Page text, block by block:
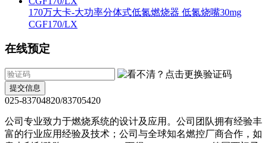
170万大卡-大功率分体式低氮燃烧器 低氮烧嘴30mg
CGF170/LX
在线预定
提交信息
025-83704820/83705420
公司专业致力于燃烧系统的设计及应用。公司团队拥有经验丰
富的行业应用经验及技术；公司与全球知名燃控厂商合作，如